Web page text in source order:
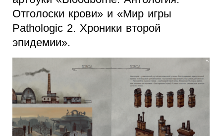
Отголоски крови» и «Мир игры
Pathologic 2. Хроники второй
эпидемии».